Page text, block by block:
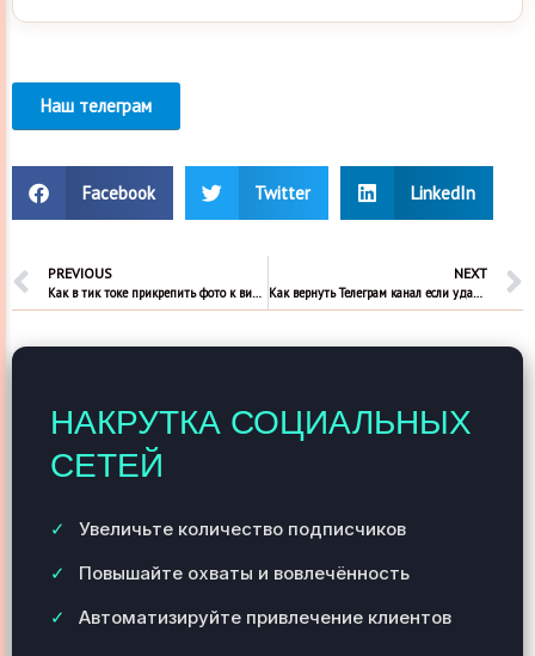
Наш телеграм
Facebook Twitter LinkedIn
PREVIOUS
Как в тик токе прикрепить фото к видео?
NEXT
Как вернуть Телеграм канал если удалил?
НАКРУТКА СОЦИАЛЬНЫХ
СЕТЕЙ
Увеличьте количество подписчиков
Повышайте охваты и вовлечённость
Автоматизируйте привлечение клиентов